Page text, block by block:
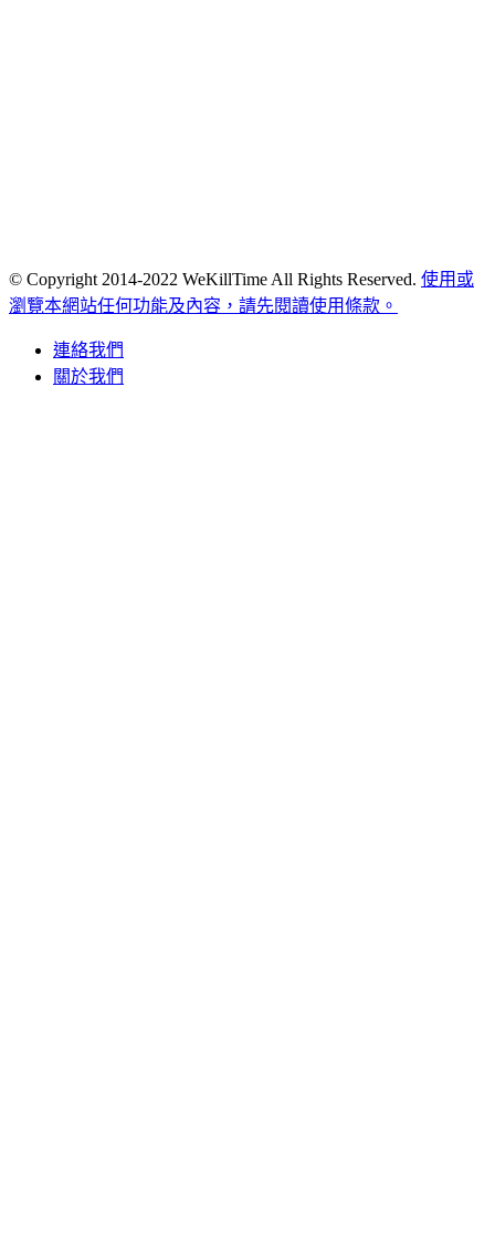
© Copyright 2014-2022 WeKillTime All Rights Reserved. 使用或
瀏覽本網站任何功能及內容，請先閱讀使用條款。
連絡我們
關於我們